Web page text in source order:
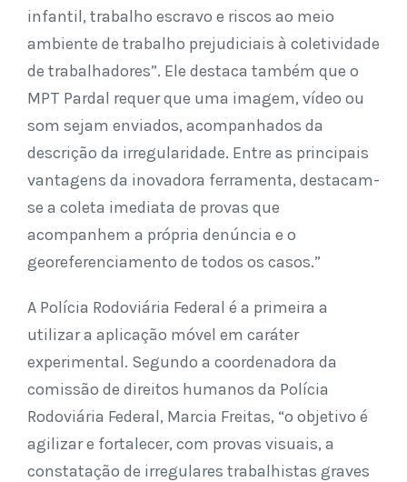
infantil, trabalho escravo e riscos ao meio
ambiente de trabalho prejudiciais à coletividade
de trabalhadores”. Ele destaca também que o
MPT Pardal requer que uma imagem, vídeo ou
som sejam enviados, acompanhados da
descrição da irregularidade. Entre as principais
vantagens da inovadora ferramenta, destacam-
se a coleta imediata de provas que
acompanhem a própria denúncia e o
georeferenciamento de todos os casos.”
A Polícia Rodoviária Federal é a primeira a
utilizar a aplicação móvel em caráter
experimental. Segundo a coordenadora da
comissão de direitos humanos da Polícia
Rodoviária Federal, Marcia Freitas, “o objetivo é
agilizar e fortalecer, com provas visuais, a
constatação de irregulares trabalhistas graves